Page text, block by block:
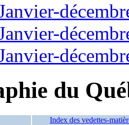
du
Index des vedettes-